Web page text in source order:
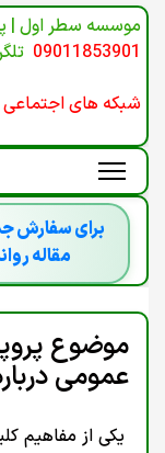
موسسه سطر اول |
09011853901
شبکه های اجتماعی
برای سفارش
مقاله
موضوع
عمومی
یکی از مفاهیم